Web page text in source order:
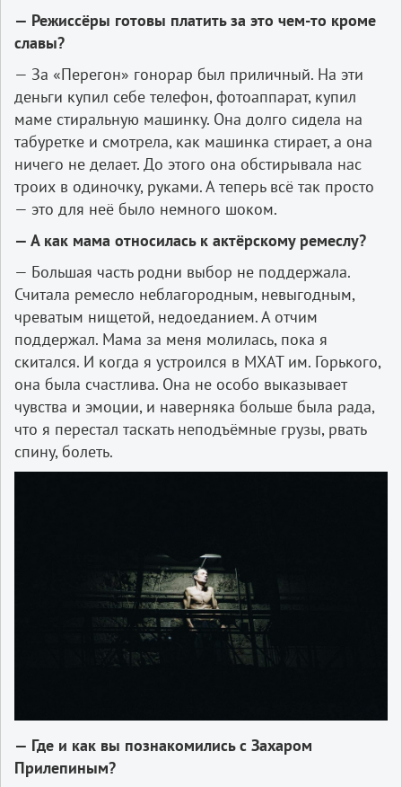
— Режиссёры готовы платить за это чем-то кроме
славы?
— За «Перегон» гонорар был приличный. На эти
деньги купил себе телефон, фотоаппарат, купил
маме стиральную машинку. Она долго сидела на
табуретке и смотрела, как машинка стирает, а она
ничего не делает. До этого она обстирывала нас
троих в одиночку, руками. А теперь всё так просто
— это для неё было немного шоком.
— А как мама относилась к актёрскому ремеслу?
— Большая часть родни выбор не поддержала.
Считала ремесло неблагородным, невыгодным,
чреватым нищетой, недоеданием. А отчим
поддержал. Мама за меня молилась, пока я
скитался. И когда я устроился в МХАТ им. Горького,
она была счастлива. Она не особо выказывает
чувства и эмоции, и наверняка больше была рада,
что я перестал таскать неподъёмные грузы, рвать
спину, болеть.
— Где и как вы познакомились с Захаром
Прилепиным?